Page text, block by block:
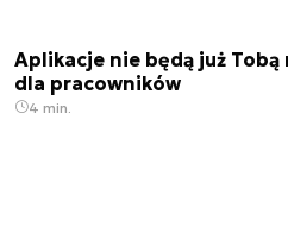
Aplikacje nie będą już Tobą
dla pracowników
4 min.